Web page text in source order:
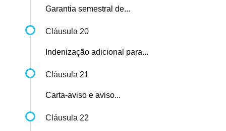
Garantia semestral de...
Cláusula 20
Indenização adicional para...
Cláusula 21
Carta-aviso e aviso...
Cláusula 22